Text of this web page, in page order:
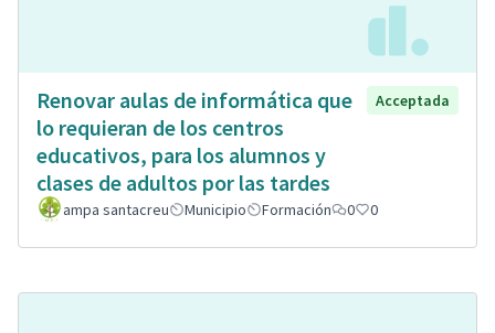
Renovar aulas de informática que
lo requieran de los centros
educativos, para los alumnos y
clases de adultos por las tardes
Acceptada
ampa santacreu Municipio Formación 0 0